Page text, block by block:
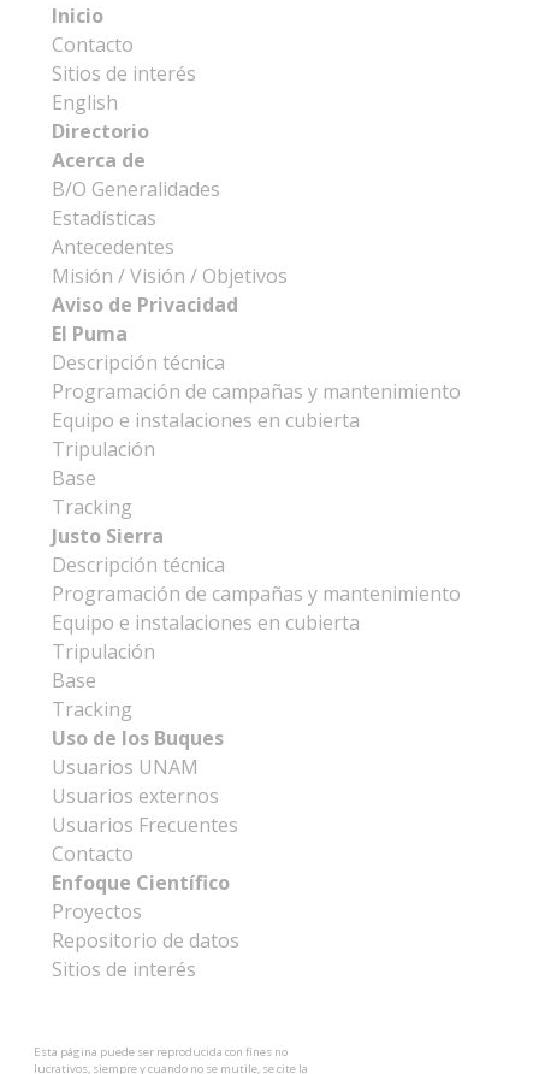
Inicio
Contacto
Sitios de interés
English
Directorio
Acerca de
B/O Generalidades
Estadísticas
Antecedentes
Misión / Visión / Objetivos
Aviso de Privacidad
El Puma
Descripción técnica
Programación de campañas y mantenimiento
Equipo e instalaciones en cubierta
Tripulación
Base
Tracking
Justo Sierra
Descripción técnica
Programación de campañas y mantenimiento
Equipo e instalaciones en cubierta
Tripulación
Base
Tracking
Uso de los Buques
Usuarios UNAM
Usuarios externos
Usuarios Frecuentes
Contacto
Enfoque Científico
Proyectos
Repositorio de datos
Sitios de interés
Esta página puede ser reproducida con fines no
lucrativos, siempre y cuando no se mutile, se cite la